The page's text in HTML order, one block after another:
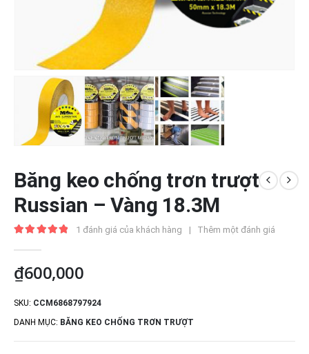
Băng keo chống trơn trượt
Russian – Vàng 18.3M
1 đánh giá của khách hàng | Thêm một đánh giá
₫600,000
SKU: CCM6868797924
DANH MỤC: BĂNG KEO CHỐNG TRƠN TRƯỢT